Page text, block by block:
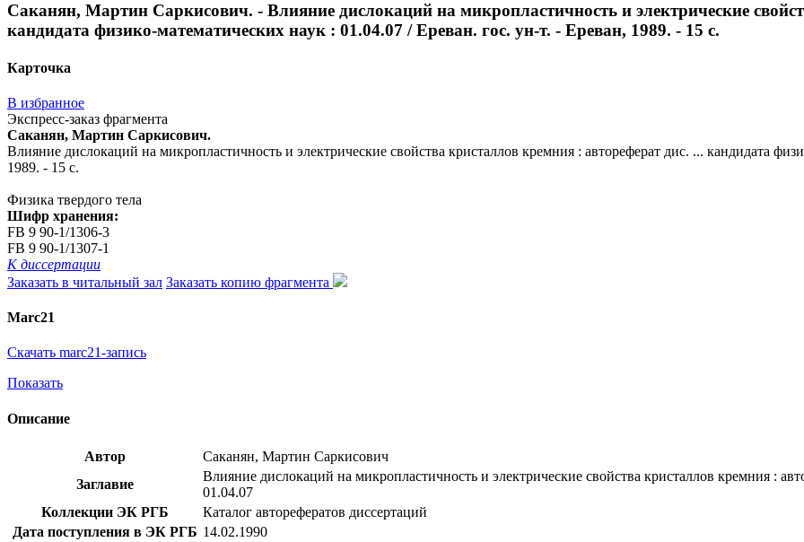
Саканян, Мартин Саркисович. - Влияние дислокаций на микропластичность и электрические
кандидата физико-математических наук : 01.04.07 / Ереван. гос. ун-т. - Ереван, 1989. - 15 с.
Карточка
В избранное
Экспресс-заказ фрагмента
Саканян, Мартин Саркисович.
Влияние дислокаций на микропластичность и электрические свойства кристаллов кремния : автореферат дис. ... кандидата
1989. - 15 с.
Физика твердого тела
Шифр хранения:
FB 9 90-1/1306-3
FB 9 90-1/1307-1
К диссертации
Заказать в читальный зал Заказать копию фрагмента
Marc21
Скачать marc21-запись
Показать
Описание
Автор
Саканян, Мартин Саркисович
Заглавие
Влияние дислокаций на микропластичность и электрические свойства кристаллов кремния :
01.04.07
Коллекции ЭК РГБ
Каталог авторефератов диссертаций
Дата поступления в ЭК РГБ 14.02.1990